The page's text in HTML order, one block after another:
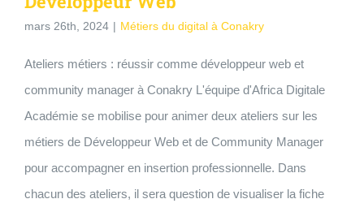
mars 26th, 2024 | Métiers du digital à Conakry
Ateliers métiers : réussir comme développeur web et
community manager à Conakry L'équipe d'Africa Digitale
Académie se mobilise pour animer deux ateliers sur les
métiers de Développeur Web et de Community Manager
pour accompagner en insertion professionnelle. Dans
chacun des ateliers, il sera question de visualiser la fiche